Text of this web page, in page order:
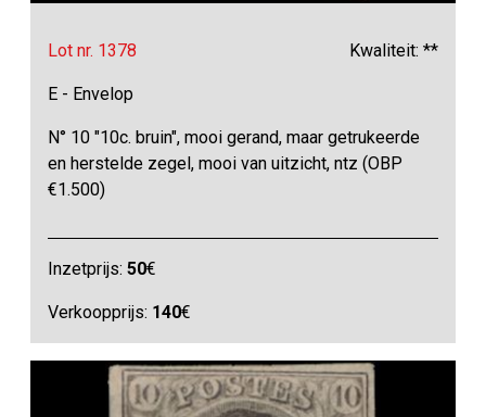
Lot nr. 1378 Kwaliteit: **
E - Envelop
N° 10 "10c. bruin", mooi gerand, maar getrukeerde
en herstelde zegel, mooi van uitzicht, ntz (OBP
€1.500)
Inzetprijs:50€
Verkoopprijs: 140€